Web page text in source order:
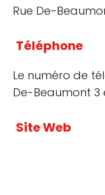
Rue De-
Téléphone
Le numéro de
De-Beaumont 3
Site Web